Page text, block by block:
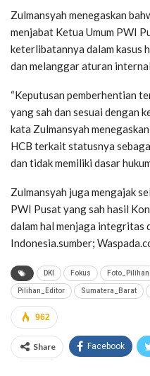
Zulmansyah menegaskan
menjabat Ketua Umum PWI
keterlibatannya dalam kasus
dan melanggar aturan
“Keputusan pemberhentian
yang sah dan sesuai dengan
kata Zulmansyah
HCB terkait statusnya
dan tidak memiliki dasar
Zulmansyah juga mengajak
PWI Pusat yang sah hasil
dalam hal menjaga integritas
Indonesia.sumber;
DKI Fokus Foto_Pilihan
Pilihan_Editor Sumatera_Barat
962
Share Facebook